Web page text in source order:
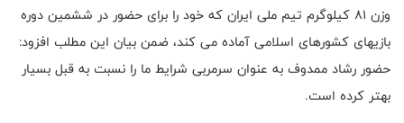
وزن 81 کیلوگرم تیم ملی ایران که خود را برای حضور در ششمین دوره
بازیهای کشورهای اسلامی آماده می کند، ضمن بیان این مطلب افزود:
حضور رشاد ممدوف به عنوان سرمربی شرایط ما را نسبت به قبل بسیار
بهتر کرده است.